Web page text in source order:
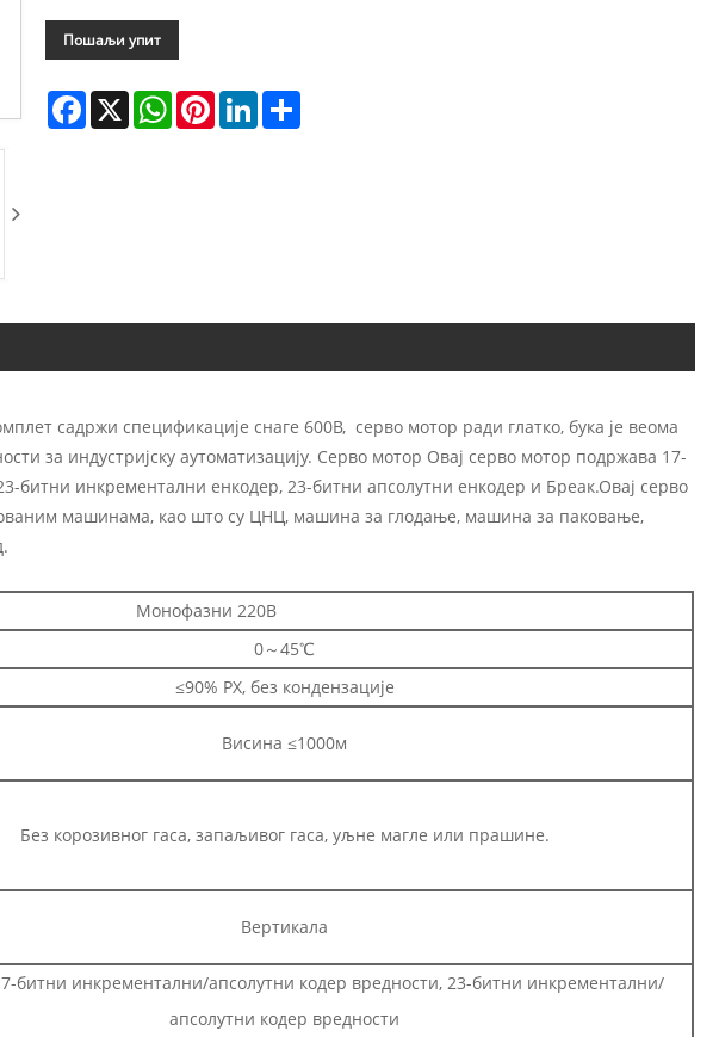
Пошаљи упит
Facebook
X WhatsApp
PinterestLinkedIn
садржи спецификације снаге 600В, серво мотор ради глатко, бука је веома
за индустријску аутоматизацију. Серво мотор Овај серво мотор подржава 17-
битни инкрементални енкодер, 23-битни апсолутни енкодер и Бреак.Овај серво
машинама, као што су ЦНЦ, машина за глодање, машина за паковање,
Монофазни 220В
0～45℃
≤90% РХ, без кондензације
Висина ≤1000м
Без корозивног гаса, запаљивог гаса, уљне магле или прашине.
Вертикала
битни инкрементални/апсолутни кодер вредности, 23-битни инкрементални/
апсолутни кодер вредности